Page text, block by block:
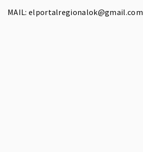
MAIL: elportalregionalok@gmail.com